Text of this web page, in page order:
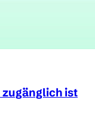
ist